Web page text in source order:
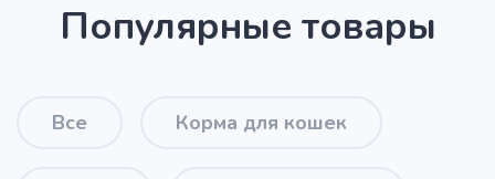
Популярные товары
Все Корма для кошек